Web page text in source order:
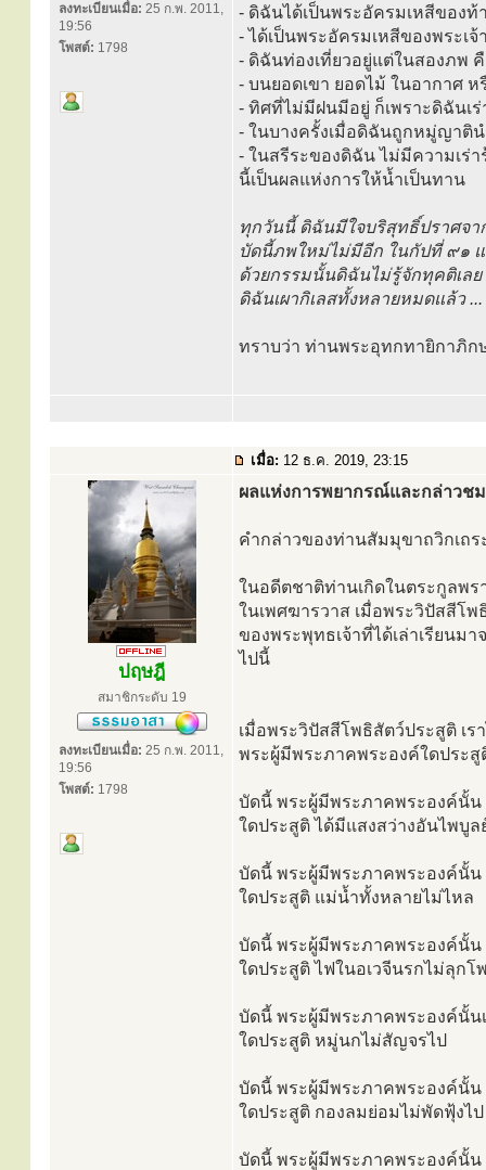
ลงทะเบียนเมื่อ: 25 ก.พ. 2011,
19:56
โพสต์: 1798
- ดิฉันได้เป็นพระอัครมเหสีของ
- ได้เป็นพระอัครมเหสีของพระเ
- ดิฉันท่องเที่ยวอยู่แต่ในสองภพ
- บนยอดเขา ยอดไม้ ในอากาศ
- ทิศที่ไม่มีฝนมีอยู่ ก็เพราะดิฉันเ
- ในบางครั้งเมื่อดิฉันถูกหมู่ญาติ
- ในสรีระของดิฉัน ไม่มีความเร่
นี้เป็นผลแห่งการให้น้ำเป็นทาน
ทุกวันนี้ ดิฉันมีใจบริสุทธิ์ปราศจ
บัดนี้ภพใหม่ไม่มีอีก ในกัปที่ ๙๑
ด้วยกรรมนั้นดิฉันไม่รู้จักทุคติเล
ดิฉันเผากิเลสทั้งหลายหมดแล้ว
ทราบว่า ท่านพระอุทกทายิกาภิก
เมื่อ: 12 ธ.ค. 2019, 23:15
ปฤษฎี
สมาชิกระดับ 19
ลงทะเบียนเมื่อ: 25 ก.พ. 2011,
19:56
โพสต์: 1798
ผลแห่งการพยากรณ์และกล่าวชม
คำกล่าวของท่านสัมมุขาถวิกเถร
ในอดีตชาติท่านเกิดในตระกูลพร
ในเพศฆารวาส เมื่อพระวิปัสสีโ
ของพระพุทธเจ้าที่ได้เล่าเรียนม
ไปนี้
เมื่อพระวิปัสสีโพธิสัตว์ประสูติ เ
พระผู้มีพระภาคพระองค์ใดประ
บัดนี้ พระผู้มีพระภาคพระองค์นั้น
ใดประสูติ ได้มีแสงสว่างอันไพบูล
บัดนี้ พระผู้มีพระภาคพระองค์นั้น
ใดประสูติ แม่น้ำทั้งหลายไม่ไหล
บัดนี้ พระผู้มีพระภาคพระองค์นั้น
ใดประสูติ ไฟในอเวจีนรกไม่ลุกโ
บัดนี้ พระผู้มีพระภาคพระองค์นั้น
ใดประสูติ หมู่นกไม่สัญจรไป
บัดนี้ พระผู้มีพระภาคพระองค์นั้น
ใดประสูติ กองลมย่อมไม่พัดฟุ้งไป
บัดนี้ พระผู้มีพระภาคพระองค์นั้น